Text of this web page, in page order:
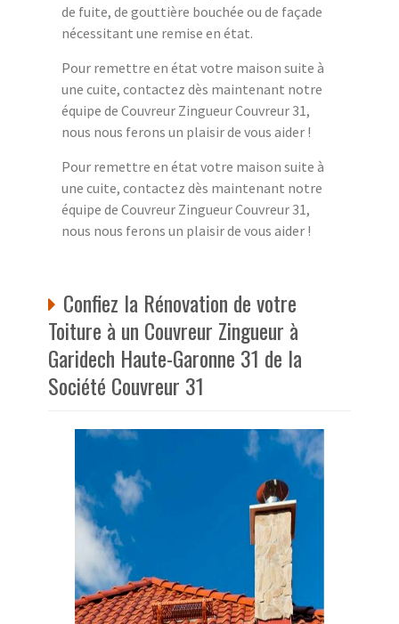
de fuite, de gouttière bouchée ou de façade
nécessitant une remise en état.
Pour remettre en état votre maison suite à
une cuite, contactez dès maintenant notre
équipe de Couvreur Zingueur Couvreur 31,
nous nous ferons un plaisir de vous aider !
Pour remettre en état votre maison suite à
une cuite, contactez dès maintenant notre
équipe de Couvreur Zingueur Couvreur 31,
nous nous ferons un plaisir de vous aider !
Confiez la Rénovation de votre
Toiture à un Couvreur Zingueur à
Garidech Haute-Garonne 31 de la
Société Couvreur 31